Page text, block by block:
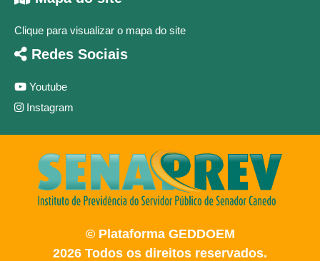
Clique para visualizar o mapa do site
Redes Sociais
Youtube
Instagram
© Plataforma GEDDOEM
2026 Todos os direitos reservados.